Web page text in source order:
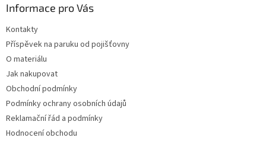
Informace pro Vás
Kontakty
Příspěvek na paruku od pojišťovny
O materiálu
Jak nakupovat
Obchodní podmínky
Podmínky ochrany osobních údajů
Reklamační řád a podmínky
Hodnocení obchodu